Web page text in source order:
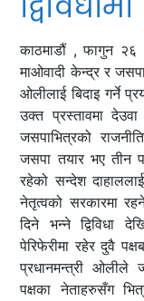
काठमाडौं , फागुन २६
माओवादी केन्द्र र
ओलीलाई बिदाइ गर्ने
उक्त प्रस्तावमा
जसपाभित्रको
जसपा तयार भए तीन
रहेको सन्देश
नेतृत्वको सरकारमा
दिने भन्ने द्विविधा
पेरिफेरीमा रहेर दुवै
प्रधानमन्त्री ओलीले
पक्षका नेताहरुसँग